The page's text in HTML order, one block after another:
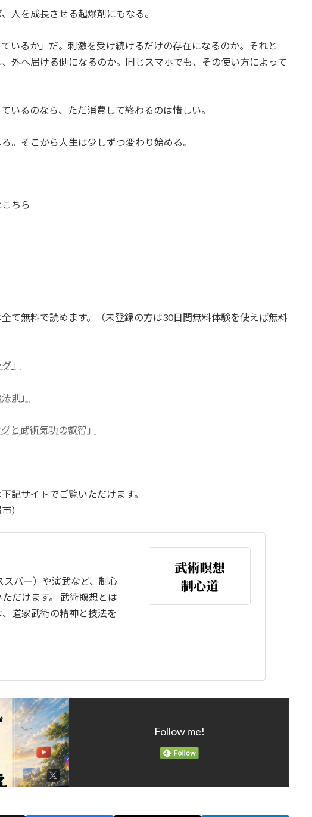
人を成長させる起爆剤にもなる。
いるか」だ。刺激を受け続けるだけの存在になるのか。それと
外へ届ける側になるのか。同じスマホでも、その使い方によって
いるのなら、ただ消費して終わるのは惜しい。
。そこから人生は少しずつ変わり始める。
ちら
て無料で読めます。（未登録の方は30日間無料体験を使えば無料
」
則」
と武術気功の叡智」
記サイトでご覧いただけます。
）
パー）や演武など、制心
だけます。 武術瞑想とは
、道家武術の精神と技法を
Follow me!